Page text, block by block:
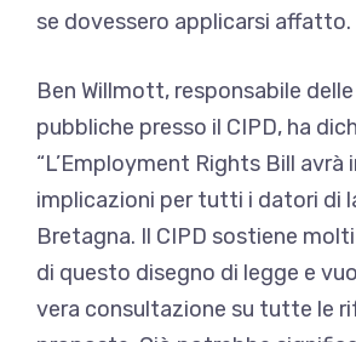
se dovessero applicarsi affatto.
Ben Willmott, responsabile
pubbliche presso il CIPD, ha
“L’Employment Rights Bill
implicazioni per tutti i datori di
Bretagna. Il CIPD sostiene
di questo disegno di legge e
vera consultazione su tutte le